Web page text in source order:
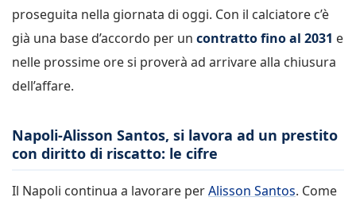
proseguita nella giornata di oggi. Con il calciatore c’è
già una base d’accordo per un contratto fino al 2031 e
nelle prossime ore si proverà ad arrivare alla chiusura
dell’affare.
Napoli-Alisson Santos, si lavora ad un prestito
con diritto di riscatto: le cifre
Il Napoli continua a lavorare perAlisson Santos. Come